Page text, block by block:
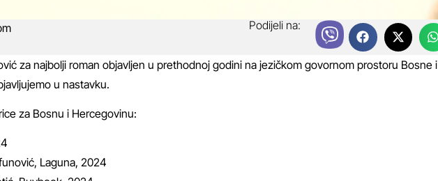
Podijeli na:
za najbolji roman objavljen u prethodnoj godini na jezičkom govornom prostoru Bosne i
u nastavku.
za Bosnu i Hercegovinu:
Laguna, 2024